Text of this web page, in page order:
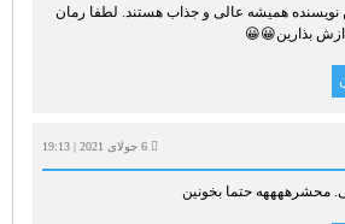
نویسنده همیشه عالی و جذاب هستند. لطفا رمان
بذارین😀😀
6 جولای 2021 | 19:13
محشرههههه حتما بخونین